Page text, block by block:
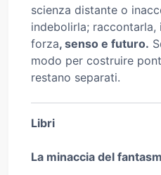
scienza distante o
indebolirla;
forza, senso e futuro.
modo per costruire
restano separati.
Libri
La minaccia del